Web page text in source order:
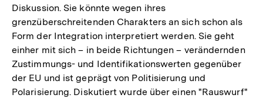
Diskussion. Sie könnte wegen ihres
grenzüberschreitenden Charakters an sich schon als
Form der Integration interpretiert werden. Sie geht
einher mit sich – in beide Richtungen – verändernden
Zustimmungs- und Identifikationswerten gegenüber
der EU und ist geprägt von Politisierung und
Polarisierung. Diskutiert wurde über einen "Rauswurf"